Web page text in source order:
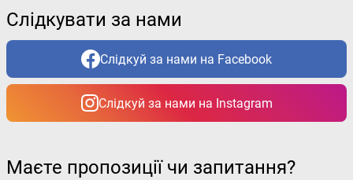
Слідкувати за нами
Слідкуй за нами на Facebook
Слідкуй за нами на Instagram
Маєте пропозиції чи запитання?